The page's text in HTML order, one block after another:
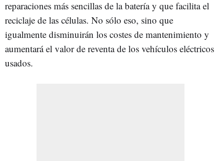
reparaciones más sencillas de la batería y que facilita el
reciclaje de las células. No sólo eso, sino que
igualmente disminuirán los costes de mantenimiento y
aumentará el valor de reventa de los vehículos eléctricos
usados.